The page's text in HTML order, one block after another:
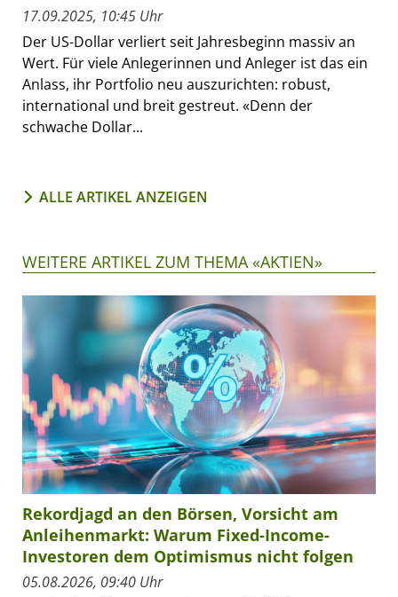
17.09.2025, 10:45 Uhr
Der US-Dollar verliert seit Jahresbeginn massiv an
Wert. Für viele Anlegerinnen und Anleger ist das ein
Anlass, ihr Portfolio neu auszurichten: robust,
international und breit gestreut. «Denn der
schwache Dollar...
ALLE ARTIKEL ANZEIGEN
WEITERE ARTIKEL ZUM THEMA «AKTIEN»
Rekordjagd an den Börsen, Vorsicht am
Anleihenmarkt: Warum Fixed-Income-
Investoren dem Optimismus nicht folgen
05.08.2026, 09:40 Uhr